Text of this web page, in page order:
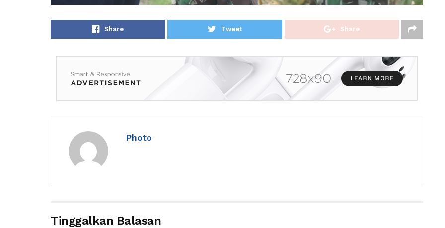
Share Tweet Share
Photo
Tinggalkan Balasan